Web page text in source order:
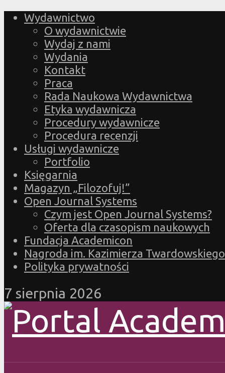
Wydawnictwo
O wydawnictwie
Wydaj z nami
Wydania
Kontakt
Praca
Rada Naukowa Wydawnictwa
Etyka wydawnicza
Procedury wydawnicze
Procedura recenzji
Usługi wydawnicze
Portfolio
Księgarnia
Magazyn „Filozofuj!”
Open Journal Systems
Czym jest Open Journal Systems?
Oferta dla czasopism naukowych
Fundacja Academicon
Nagroda im. Kazimierza Twardowskiego
Polityka prywatności
7 sierpnia 2026